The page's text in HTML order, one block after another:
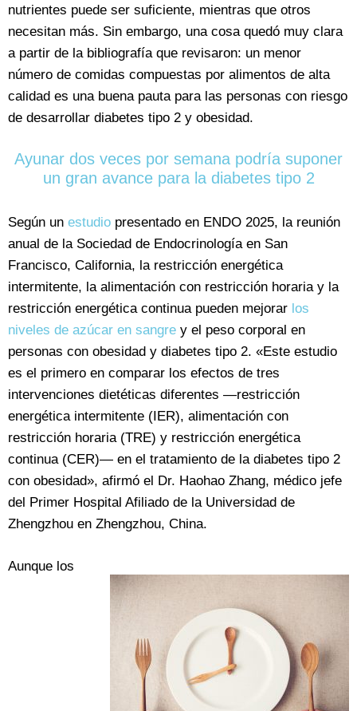
nutrientes puede ser suficiente, mientras que otros
necesitan más. Sin embargo, una cosa quedó muy clara
a partir de la bibliografía que revisaron: un menor
número de comidas compuestas por alimentos de alta
calidad es una buena pauta para las personas con riesgo
de desarrollar diabetes tipo 2 y obesidad.
Ayunar dos veces por semana podría suponer
un gran avance para la diabetes tipo 2
Según un estudio presentado en ENDO 2025, la reunión
anual de la Sociedad de Endocrinología en San
Francisco, California, la restricción energética
intermitente, la alimentación con restricción horaria y la
restricción energética continua pueden mejorar los
niveles de azúcar en sangre y el peso corporal en
personas con obesidad y diabetes tipo 2. «Este estudio
es el primero en comparar los efectos de tres
intervenciones dietéticas diferentes —restricción
energética intermitente (IER), alimentación con
restricción horaria (TRE) y restricción energética
continua (CER)— en el tratamiento de la diabetes tipo 2
con obesidad», afirmó el Dr. Haohao Zhang, médico jefe
del Primer Hospital Afiliado de la Universidad de
Zhengzhou en Zhengzhou, China.
Aunque los